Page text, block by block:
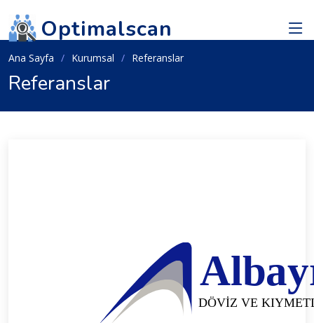
Optimalscan
Ana Sayfa Kurumsal Referanslar
Referanslar